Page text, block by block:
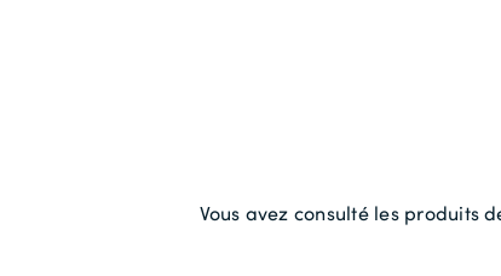
Vous avez consulté les produits